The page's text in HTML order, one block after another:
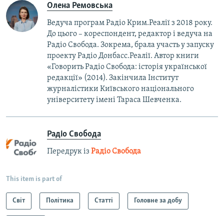
Олена Ремовська
Ведуча програм Радіо Крим.Реалії з 2018 року.
До цього – кореспондент, редактор і ведуча на
Радіо Свобода. Зокрема, брала участь у запуску
проекту Радіо Донбасс.Реалії. Автор книги
«Говорить Радіо Свобода: iсторія української
редакції» (2014). Закінчила Інститут
журналістики Київського національного
університету імені Тараса Шевченка.
Радіо Свобода
Передрук із Радіо Свобода
This item is part of
Світ Політика Статті Головне за добу